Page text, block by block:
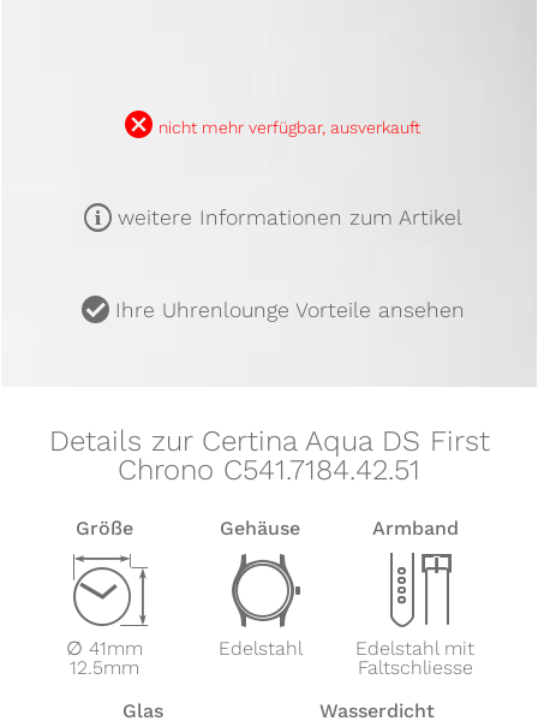
B nicht mehr verfügbar, ausverkauft
m weitere Informationen zum Artikel
u Ihre Uhrenlounge Vorteile ansehen
Details zur Certina Aqua DS First
Chrono C541.7184.42.51
Größe
Z
∅ 41mm
12.5mm
Gehäuse
w
Edelstahl
Armband
x
Edelstahl mit
Faltschliesse
Glas
Wasserdicht